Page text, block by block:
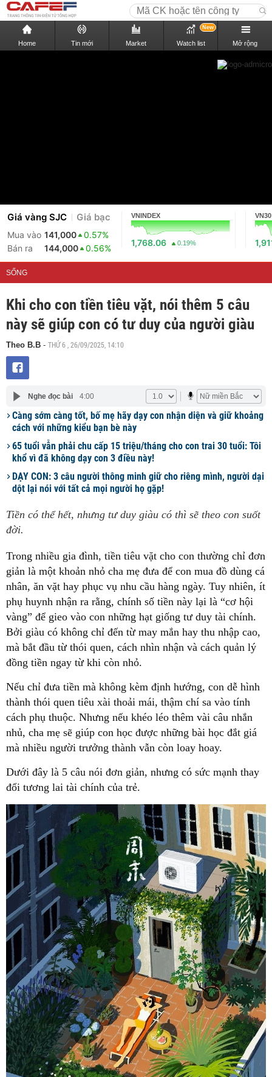
Home Tin mới Market Watch list
New
Mở rộng
Giá vàng SJC Giá bạc
Mua vào 141,000
0.57%
Bán ra
144,000 0.56%
VNINDEX
1,768.06 0.19%
VN30
SỐNG
Khi cho con tiền tiêu vặt, nói thêm 5 câu
này sẽ giúp con có tư duy của người giàu
Theo B.B - THỨ 6 , 26/09/2025, 14:10
Nghe đọc bài 4:00
Càng sớm càng tốt, bố mẹ hãy dạy con nhận diện và giữ khoảng
cách với những kiểu bạn bè này
65 tuổi vẫn phải chu cấp 15 triệu/tháng cho con trai 30 tuổi: Tôi
khổ vì đã không dạy con 3 điều này!
DẠY CON: 3 câu người thông minh giữ cho riêng mình, người dại
dột lại nói với tất cả mọi người họ gặp!
Tiền có thể hết, nhưng tư duy giàu có thì sẽ theo con suốt
đời.
Trong nhiều gia đình, tiền tiêu vặt cho con thường chỉ đơn
giản là một khoản nhỏ cha mẹ đưa để con mua đồ dùng cá
nhân, ăn vặt hay phục vụ nhu cầu hàng ngày. Tuy nhiên, ít
phụ huynh nhận ra rằng, chính số tiền này lại là “cơ hội
vàng” để gieo vào con những hạt giống tư duy tài chính.
Bởi giàu có không chỉ đến từ may mắn hay thu nhập cao,
mà bắt đầu từ thói quen, cách nhìn nhận và cách quản lý
đồng tiền ngay từ khi còn nhỏ.
Nếu chỉ đưa tiền mà không kèm định hướng, con dễ hình
thành thói quen tiêu xài thoải mái, thậm chí sa vào tính
cách phụ thuộc. Nhưng nếu khéo léo thêm vài câu nhắn
nhủ, cha mẹ sẽ giúp con học được những bài học đắt giá
mà nhiều người trưởng thành vẫn còn loay hoay.
Dưới đây là 5 câu nói đơn giản, nhưng có sức mạnh thay
đổi tương lai tài chính của trẻ.